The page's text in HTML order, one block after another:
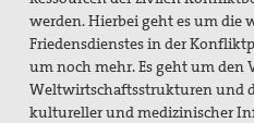
werden. Hierbei geht es um die
Friedensdienstes in der
um noch mehr. Es geht um den
Weltwirtschaftsstrukturen und
kultureller und medizinischer